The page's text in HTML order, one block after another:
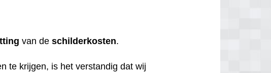
van deschilderkosten.
te krijgen, is het verstandig dat wij